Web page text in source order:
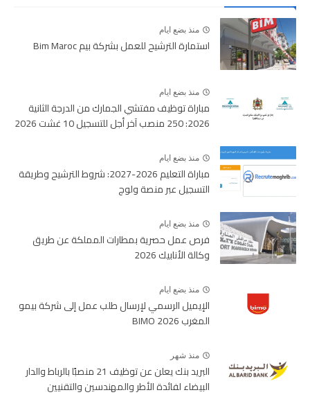
منذ بضع ايام
استمارة الترشيح للعمل بشركة بيم Bim Maroc
منذ بضع ايام
مباراة توظيف مفتشي الجمارك من الدرجة الثانية
2026: 250 منصب آخر أجل للتسجيل 10 غشت 2026
منذ بضع ايام
مباراة التعليم 2026-2027: شروط الترشيح وطريقة
التسجيل عبر منصة ولوج
منذ بضع ايام
فرص عمل حصرية بمطارات المملكة عن طريق
وكالة الأنابيك 2026
منذ بضع ايام
الإيميل الرسمي لإرسال طلب عمل إلى شركة بيمو
المغرب BIMO 2026
منذ شهر
البريد بنك يعلن عن توظيف 21 منصبًا بالرباط والدار
البيضاء لفائدة الأطر والمهندسين والتقنيين